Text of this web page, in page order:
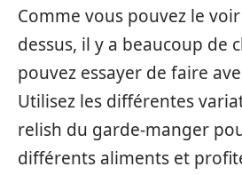
Comme vous pouvez le
dessus, il y a beaucoup de
pouvez essayer de faire
Utilisez les différentes
relish du garde-manger
différents aliments et